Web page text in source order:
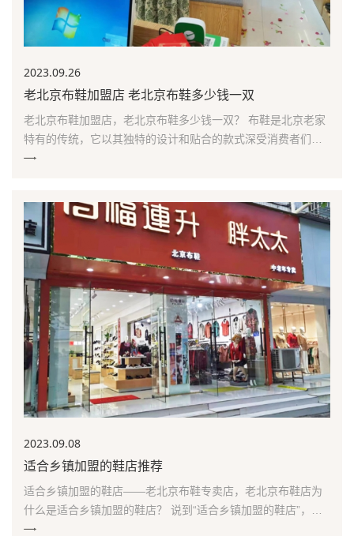
2023.09.26
老北京布鞋加盟店 老北京布鞋多少钱一双
老北京布鞋加盟店，老北京布鞋多少钱一双？ 布鞋是北京老家
特有的传统，它以其独特的设计和贴合的款式深受消费者们的
喜爱。如今市场上已经有数百家不同品牌的布鞋加盟店出现。
双”的问题，根据我所搜集的资料，国内布鞋品牌众多...
2023.09.08
适合乡镇加盟的鞋店推荐
适合乡镇加盟的鞋店——老北京布鞋专卖店，老北京布鞋店为
什么是适合乡镇加盟的鞋店？ 说到“适合乡镇加盟的鞋店”，相
信很多人都想知道:为什么老北京布鞋专卖店会是适合乡镇加